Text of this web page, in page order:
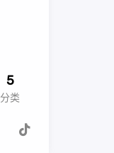
5
分类